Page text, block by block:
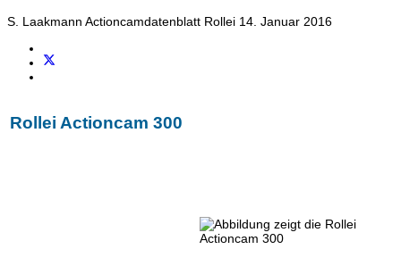
S. Laakmann Actioncamdatenblatt Rollei 14. Januar 2016
Rollei Actioncam 300